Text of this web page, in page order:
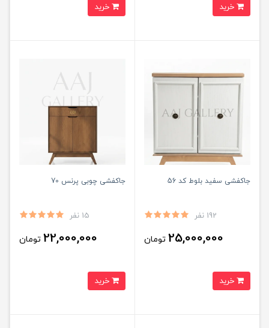
جاکفشی سفید بلوط کد 56
192 نفر
25,000,000 تومان
جاکفشی چوبی پرنس 70
15 نفر
22,000,000 تومان